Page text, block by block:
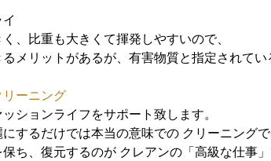
、比重も大きくて揮発しやすいので、
メリットがあるが、有害物質と指定されてい
ーニング
ションライフをサポート致します。
するだけでは本当の意味での クリーニングで
ち、復元するのが クレアンの「高級な仕事」